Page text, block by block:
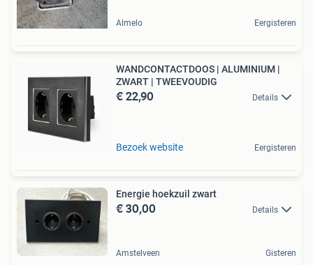
Almelo Eergisteren
WANDCONTACTDOOS | ALUMINIUM |
ZWART | TWEEVOUDIG
€ 22,90 Details
Bezoek website Eergisteren
Energie hoekzuil zwart
€ 30,00 Details
Amstelveen Gisteren